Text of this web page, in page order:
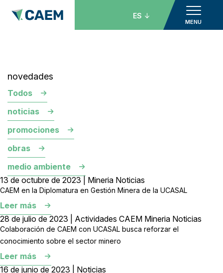
MENU
ES
novedades
Todos
noticias
promociones
obras
medio ambiente
13 de octubre de 2023 | Mineria Noticias
CAEM en la Diplomatura en Gestión Minera de la UCASAL
Leer más
28 de julio de 2023 | Actividades CAEM Mineria Noticias
Colaboración de CAEM con UCASAL busca reforzar el
conocimiento sobre el sector minero
Leer más
16 de junio de 2023 | Noticias